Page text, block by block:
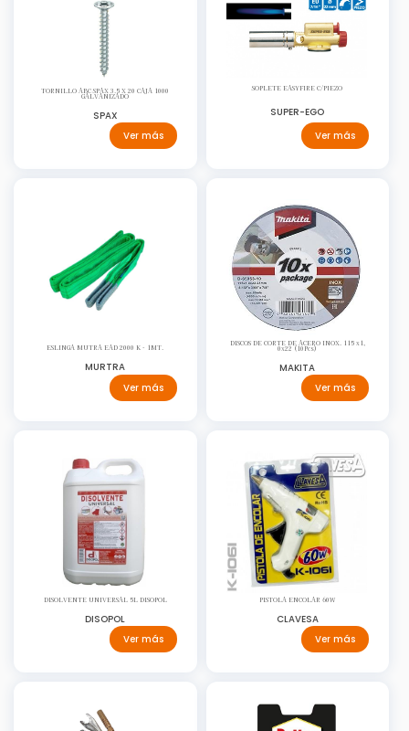
TORNILLO ABC SPAX 3.5 X 20 CAJA 1000
GALVANIZADO
SPAX
Ver más
SOPLETE EASYFIRE C/PIEZO
SUPER-EGO
Ver más
ESLINGA MUTRA EAD 2000 K - 1MT.
MURTRA
Ver más
DISCOS DE CORTE DE ACERO INOX. 115 x1,
0x22 (10Pcs)
MAKITA
Ver más
DISOLVENTE UNIVERSAL 5L DISOPOL
DISOPOL
Ver más
PISTOLA ENCOLAR 60W
CLAVESA
Ver más